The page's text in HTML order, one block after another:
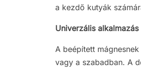
a kezdő kutyák
Univerzális
A beépített
vagy a szabadban. A